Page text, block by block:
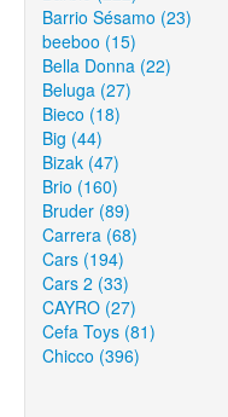
Barrio Sésamo (23)
beeboo (15)
Bella Donna (22)
Beluga (27)
Bieco (18)
Big (44)
Bizak (47)
Brio (160)
Bruder (89)
Carrera (68)
Cars (194)
Cars 2 (33)
CAYRO (27)
Cefa Toys (81)
Chicco (396)